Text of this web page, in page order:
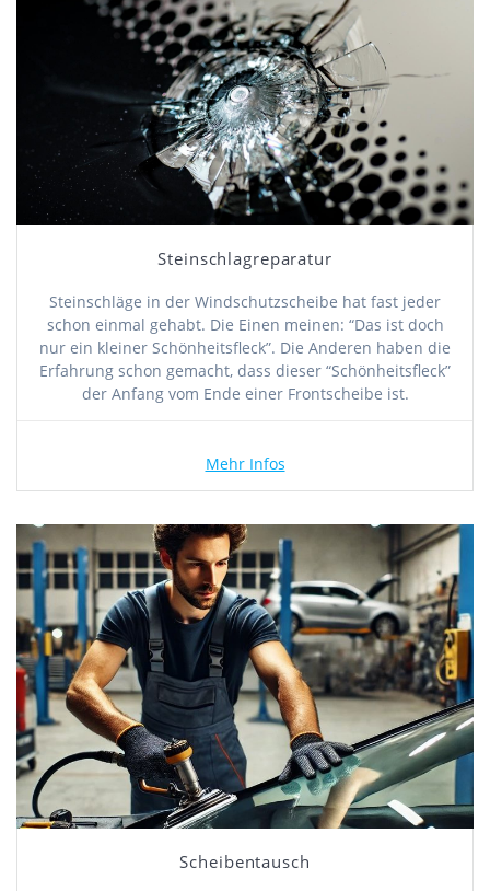
Steinschlagreparatur
Steinschläge in der Windschutzscheibe hat fast jeder
schon einmal gehabt. Die Einen meinen: “Das ist doch
nur ein kleiner Schönheitsfleck”. Die Anderen haben die
Erfahrung schon gemacht, dass dieser “Schönheitsfleck”
der Anfang vom Ende einer Frontscheibe ist.
Mehr Infos
Scheibentausch